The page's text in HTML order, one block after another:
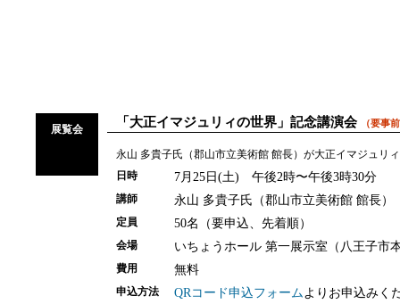
展覧会 「大正イマジュリィの世界」記念講演会 （要事
永山 多貴子氏（郡山市立美術館 館長）が大正イマジュリ
日時
7月25日(土) 午後2時〜午後3時30分
講師 永山 多貴子氏（郡山市立美術館 館長）
定員 50名（要申込、先着順）
会場 いちょうホール 第一展示室（八王子市
費用 無料
申込方法 QRコード申込フォームよりお申込みく